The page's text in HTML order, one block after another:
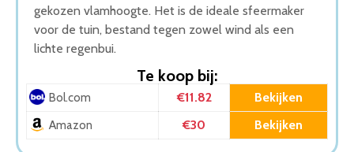
gekozen vlamhoogte. Het is de ideale sfeermaker
voor de tuin, bestand tegen zowel wind als een
lichte regenbui.
Te koop bij:
Bol.com €11.82 Bekijken
Amazon €30 Bekijken